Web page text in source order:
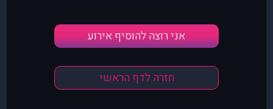
אני רוצה להוסיף אירוע
חזרה לדף הראשי